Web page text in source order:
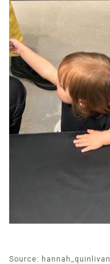
Source: hannah_quinlivan